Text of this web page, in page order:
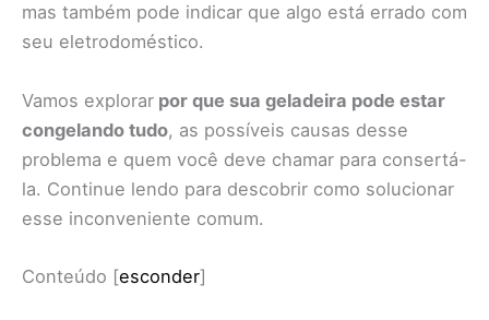
mas também pode indicar que algo está errado com
seu eletrodoméstico.
Vamos explorar por que sua geladeira pode estar
congelando tudo, as possíveis causas desse
problema e quem você deve chamar para consertá-
la. Continue lendo para descobrir como solucionar
esse inconveniente comum.
Conteúdo [esconder]